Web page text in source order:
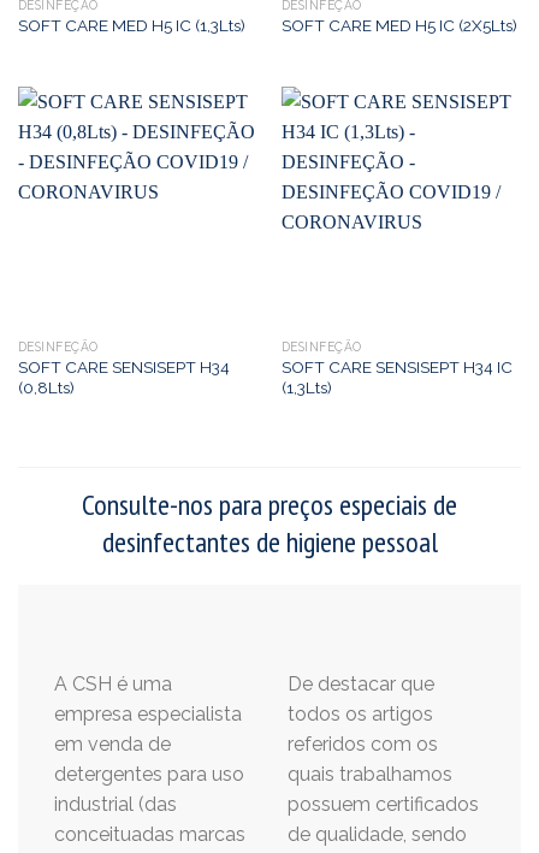
DESINFEÇÃO
SOFT CARE MED H5 IC (1,3Lts)
DESINFEÇÃO
SOFT CARE MED H5 IC (2X5Lts)
DESINFEÇÃO
SOFT CARE SENSISEPT H34
(0,8Lts)
DESINFEÇÃO
SOFT CARE SENSISEPT H34 IC
(1,3Lts)
Consulte-nos para preços especiais de
desinfectantes de higiene pessoal
A CSH é uma
empresa especialista
em venda de
detergentes para uso
industrial (das
conceituadas marcas
De destacar que
todos os artigos
referidos com os
quais trabalhamos
possuem certificados
de qualidade, sendo